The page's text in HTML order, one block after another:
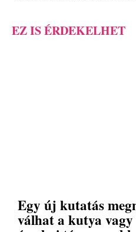
EZ IS ÉRDEKELHET
Egy új kutatás
válhat a kutya